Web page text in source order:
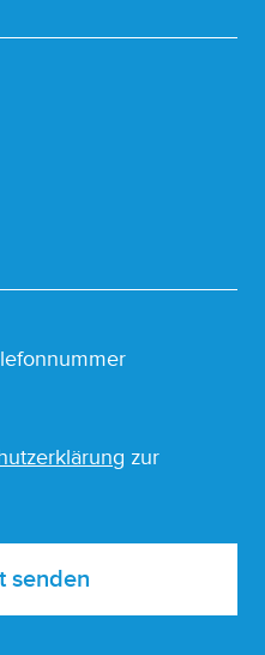
zur
senden